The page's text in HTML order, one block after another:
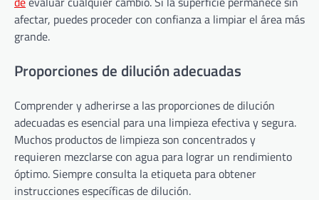
afectar, puedes proceder con confianza a limpiar el área más
grande.
Proporciones de dilución adecuadas
Comprender y adherirse a las proporciones de dilución
adecuadas es esencial para una limpieza efectiva y segura.
Muchos productos de limpieza son concentrados y
requieren mezclarse con agua para lograr un rendimiento
óptimo. Siempre consulta la etiqueta para obtener
instrucciones específicas de dilución.